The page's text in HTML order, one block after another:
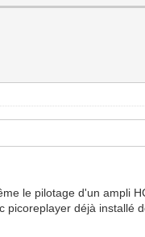
le pilotage d'un ampli
déjà installé